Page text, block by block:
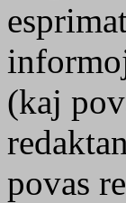
(kaj
povas